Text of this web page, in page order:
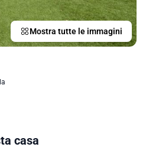
Mostra tutte le immagini
casa